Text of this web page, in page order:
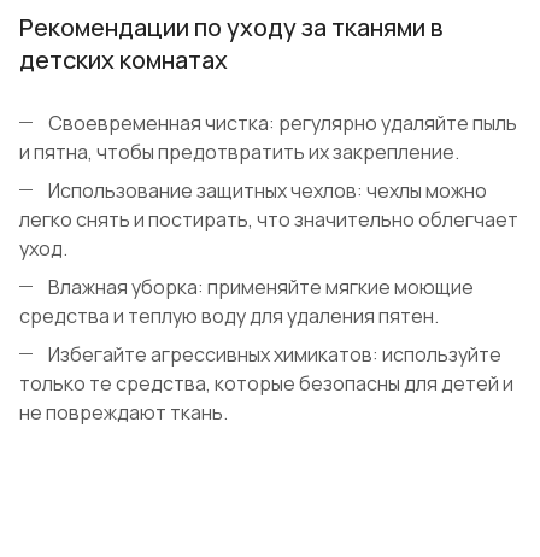
Рекомендации по уходу за тканями в
детских комнатах
Своевременная чистка: регулярно удаляйте пыль
и пятна, чтобы предотвратить их закрепление.
Использование защитных чехлов: чехлы можно
легко снять и постирать, что значительно облегчает
уход.
Влажная уборка: применяйте мягкие моющие
средства и теплую воду для удаления пятен.
Избегайте агрессивных химикатов: используйте
только те средства, которые безопасны для детей и
не повреждают ткань.